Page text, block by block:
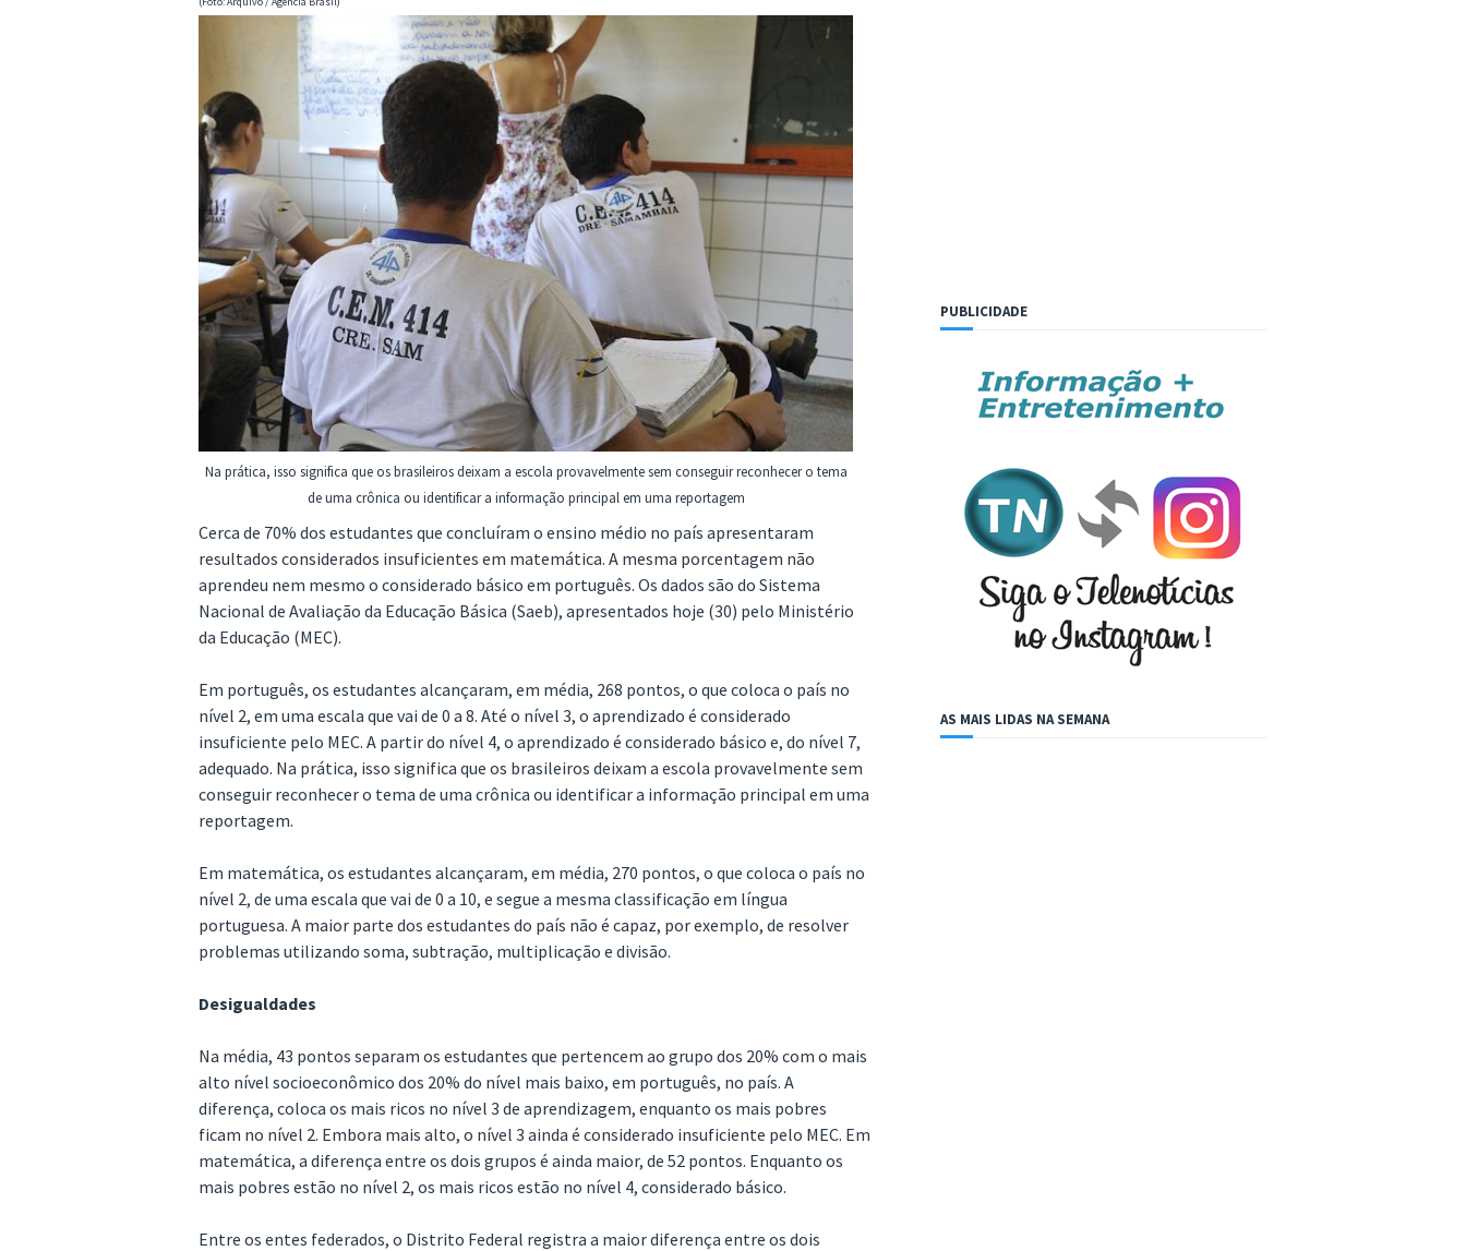
Na prática, isso significa que os brasileiros deixam a escola provavelmente sem conseguir reconhecer o tema
de uma crônica ou identificar a informação principal em uma reportagem
Cerca de 70% dos estudantes que concluíram o ensino médio no país apresentaram
resultados considerados insuficientes em matemática. A mesma porcentagem não
aprendeu nem mesmo o considerado básico em português. Os dados são do Sistema
Nacional de Avaliação da Educação Básica (Saeb), apresentados hoje (30) pelo Ministério
da Educação (MEC).
Em português, os estudantes alcançaram, em média, 268 pontos, o que coloca o país no
nível 2, em uma escala que vai de 0 a 8. Até o nível 3, o aprendizado é considerado
insuficiente pelo MEC. A partir do nível 4, o aprendizado é considerado básico e, do nível 7,
adequado. Na prática, isso significa que os brasileiros deixam a escola provavelmente sem
conseguir reconhecer o tema de uma crônica ou identificar a informação principal em uma
reportagem.
Em matemática, os estudantes alcançaram, em média, 270 pontos, o que coloca o país no
nível 2, de uma escala que vai de 0 a 10, e segue a mesma classificação em língua
portuguesa. A maior parte dos estudantes do país não é capaz, por exemplo, de resolver
problemas utilizando soma, subtração, multiplicação e divisão.
Desigualdades
Na média, 43 pontos separam os estudantes que pertencem ao grupo dos 20% com o mais
alto nível socioeconômico dos 20% do nível mais baixo, em português, no país. A
diferença, coloca os mais ricos no nível 3 de aprendizagem, enquanto os mais pobres
ficam no nível 2. Embora mais alto, o nível 3 ainda é considerado insuficiente pelo MEC. Em
matemática, a diferença entre os dois grupos é ainda maior, de 52 pontos. Enquanto os
mais pobres estão no nível 2, os mais ricos estão no nível 4, considerado básico.
Entre os entes federados, o Distrito Federal registra a maior diferença entre os dois
PUBLICIDADE
AS MAIS LIDAS NA SEMANA